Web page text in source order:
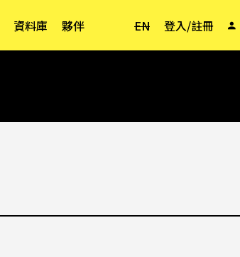
EN 登入/註冊
資料庫 夥伴